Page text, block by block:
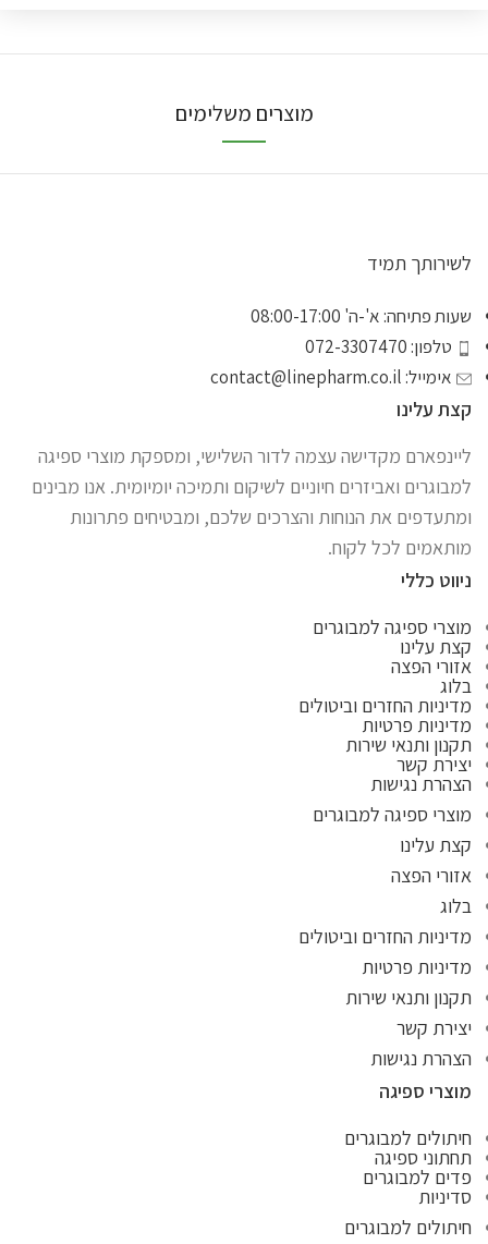
מוצרים משלימים
לשירותך תמיד
שעות פתיחה: א'-ה' 08:00-17:00
טלפון: 072-3307470
אימייל:contact@linepharm.co.il
קצת עלינו
ליינפארם מקדישה עצמה לדור השלישי, ומספקת מוצרי ספיגה
למבוגרים ואביזרים חיוניים לשיקום ותמיכה יומיומית. אנו מבינים
ומתעדפים את הנוחות והצרכים שלכם, ומבטיחים פתרונות
מותאמים לכל לקוח.
ניווט כללי
מוצרי ספיגה למבוגרים
קצת עלינו
אזורי הפצה
בלוג
מדיניות החזרים וביטולים
מדיניות פרטיות
תקנון ותנאי שירות
יצירת קשר
הצהרת נגישות
מוצרי ספיגה למבוגרים
קצת עלינו
אזורי הפצה
בלוג
מדיניות החזרים וביטולים
מדיניות פרטיות
תקנון ותנאי שירות
יצירת קשר
הצהרת נגישות
מוצרי ספיגה
חיתולים למבוגרים
תחתוני ספיגה
פדים למבוגרים
סדיניות
חיתולים למבוגרים